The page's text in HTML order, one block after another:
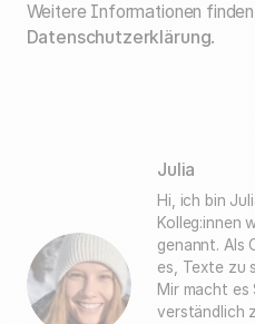
Weitere Informationen finden
Datenschutzerklärung.
Julia
Hi, ich bin
Kolleg:innen
genannt. Als
es, Texte zu
Mir macht es
verständlich